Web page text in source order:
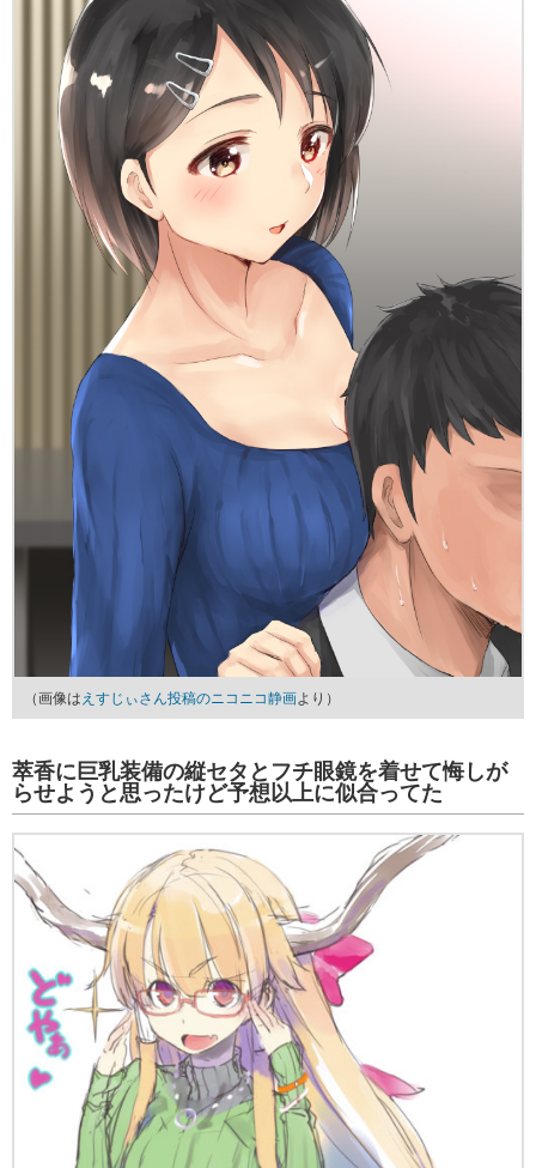
（画像は えすじぃさん投稿のニコニコ静画より）
萃香に巨乳装備の縦セタとフチ眼鏡を着せて悔しが
らせようと思ったけど予想以上に似合ってた